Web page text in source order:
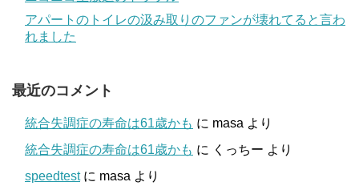
アパートのトイレの汲み取りのファンが壊れてると言わ
れました
最近のコメント
統合失調症の寿命は61歳かも に masa より
統合失調症の寿命は61歳かも に くっちー より
speedtestに masa より